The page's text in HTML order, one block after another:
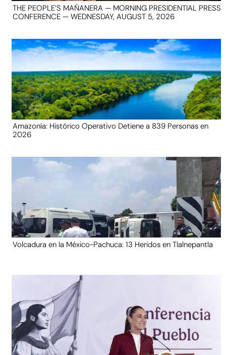
THE PEOPLE’S MAÑANERA — MORNING PRESIDENTIAL PRESS
CONFERENCE — WEDNESDAY, AUGUST 5, 2026
Amazonía: Histórico Operativo Detiene a 839 Personas en
2026
Volcadura en la México-Pachuca: 13 Heridos en Tlalnepantla